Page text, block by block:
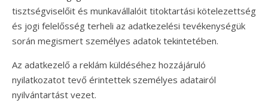
tisztségviselőit és munkavállalóit titoktartási kötelezettség
és jogi felelősség terheli az adatkezelési tevékenységük
során megismert személyes adatok tekintetében.
Az adatkezelő a reklám küldéséhez hozzájáruló
nyilatkozatot tevő érintettek személyes adatairól
nyilvántartást vezet.